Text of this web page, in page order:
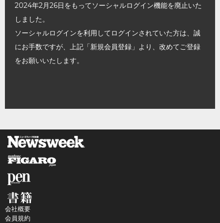
2024年2月26日をもってソーシャルログイン機能を廃止いた
しました。
ソーシャルログインを利用してログインされていた方は、誠
にお手数ですが、上記「新規会員登録」より、改めてご登録
をお願いいたします。
会社概要
会員規約